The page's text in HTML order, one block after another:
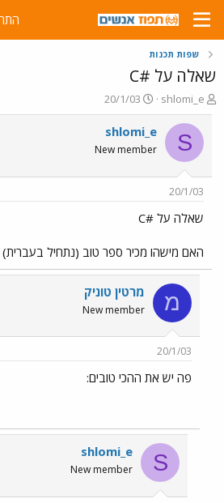
שפות תכנות
שאלה על #C
פ
ו
ת
ח
ה
ש
א
shlomi_e
פ
ו
ר
ם
ר
20/1/03
S
shlomi_e
New member
20/1/03
שאלה על #C
האם מישהו מכיר ספר טוב (נתחיל בעברית)
מ מרטין טוניק
New member
20/1/03
פה יש את ההכי טובים:
S
shlomi_e
New member